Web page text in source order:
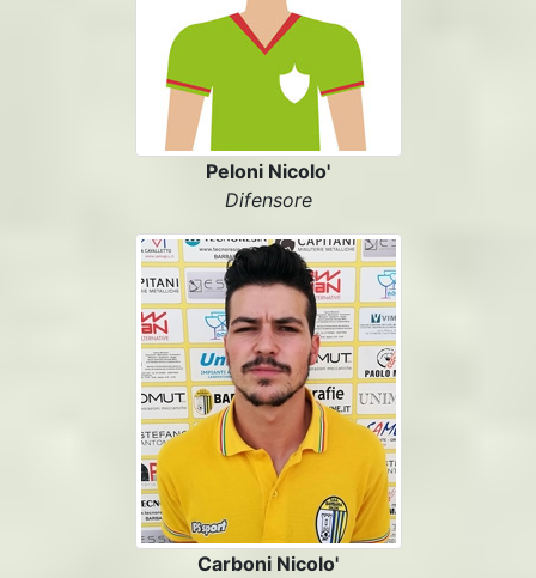
Peloni Nicolo'
Difensore
Carboni Nicolo'